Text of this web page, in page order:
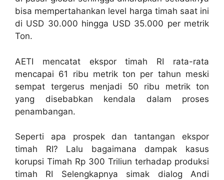
bisa mempertahankan level harga timah saat ini
di USD 30.000 hingga USD 35.000 per metrik
Ton.
AETI mencatat ekspor timah RI rata-rata
mencapai 61 ribu metrik ton per tahun meski
sempat tergerus menjadi 50 ribu metrik ton
yang disebabkan kendala dalam proses
penambangan.
Seperti apa prospek dan tantangan ekspor
timah RI? Lalu bagaimana dampak kasus
korupsi Timah Rp 300 Triliun terhadap produksi
timah RI Selengkapnya simak dialog Andi